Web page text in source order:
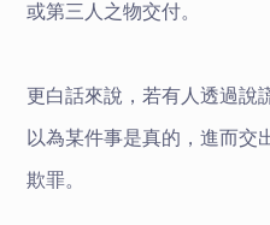
或第三人之物交付。
更白話來說，若有人透過說
以為某件事是真的，進而交
欺罪。